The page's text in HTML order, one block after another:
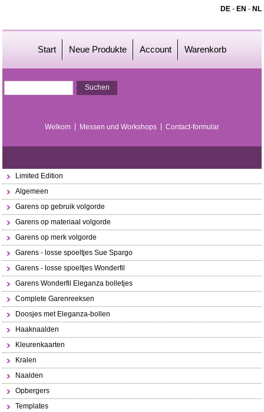
DE- EN - NL
Start Neue Produkte Account Warenkorb
Welkom Messen und Workshops Contact-formular
Limited Edition
Algemeen
Garens op gebruik volgorde
Garens op materiaal volgorde
Garens op merk volgorde
Garens - losse spoeltjes Sue Spargo
Garens - losse spoeltjes Wonderfil
Garens Wonderfil Eleganza bolletjes
Complete Garenreeksen
Doosjes met Eleganza-bollen
Haaknaalden
Kleurenkaarten
Kralen
Naalden
Opbergers
Templates